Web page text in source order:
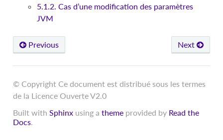
5.1.2. Cas d’une modification des paramètres
JVM
Next
Previous
© Copyright Ce document est distribué sous les termes
de la Licence Ouverte V2.0
Built with Sphinxusing a themeprovided by Read the
Docs.